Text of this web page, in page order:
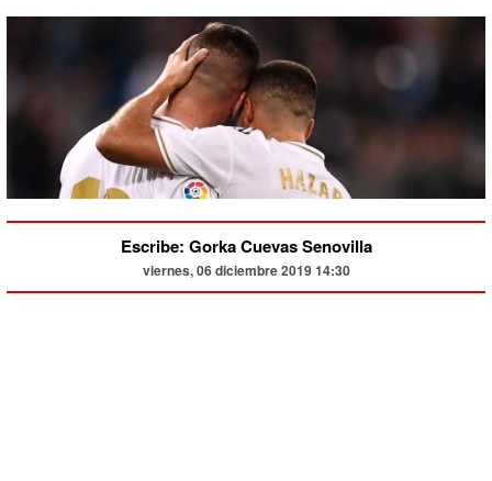
Escribe: Gorka Cuevas Senovilla
viernes, 06 diciembre 2019 14:30